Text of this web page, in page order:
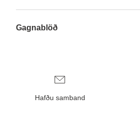
Gagnablöð
Hafðu samband